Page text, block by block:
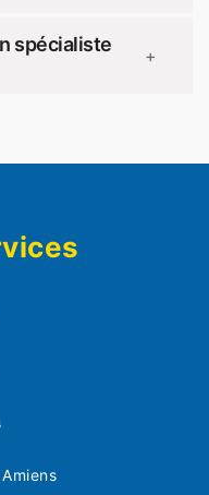
spécialiste
+